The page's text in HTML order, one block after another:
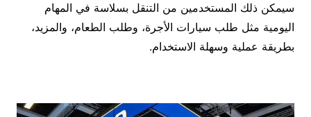
سيمكن ذلك المستخدمين من التنقل بسلاسة في المهام
اليومية مثل طلب سيارات الأجرة، وطلب الطعام، والمزيد،
بطريقة عملية وسهلة الاستخدام.